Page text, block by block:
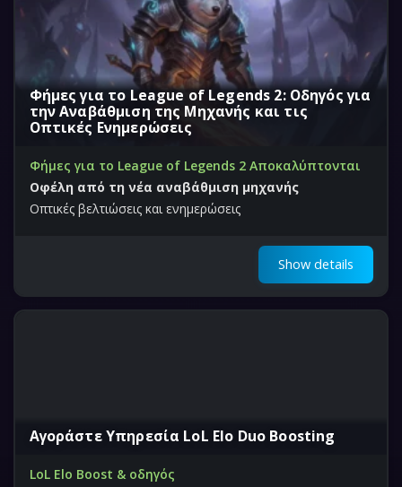
Φήμες για το League of Legends 2: Οδηγός για
την Αναβάθμιση της Μηχανής και τις
Οπτικές Ενημερώσεις
Φήμες για το League of Legends 2 Αποκαλύπτονται
Οφέλη από τη νέα αναβάθμιση μηχανής
Οπτικές βελτιώσεις και ενημερώσεις
Show details
Αγοράστε Υπηρεσία LoL Elo Duo Boosting
LoL Elo Boost & οδηγός